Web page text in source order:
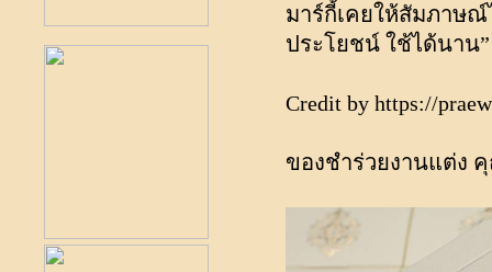
มาร์กี้เคยให้สัมภาษณ์
ประโยชน์ ใช้ได้นาน”
Credit byhttps://
ของชำร่วยงานแต่ง